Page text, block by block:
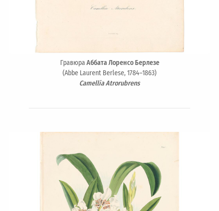
ГравюраАббата Лоренсо Берлезе
(Abbe Laurent Berlese, 1784–1863)
Camellia Atrorubrens